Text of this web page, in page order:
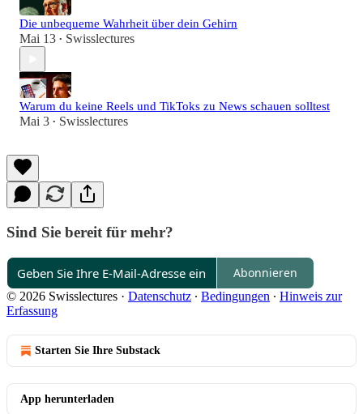
Die unbequeme Wahrheit über dein Gehirn
Mai 13 • Swisslectures
Warum du keine Reels und TikToks zu News schauen solltest
Mai 3 • Swisslectures
Sind Sie bereit für mehr?
Abonnieren
© 2026 Swisslectures · Datenschutz ∙ Bedingungen ∙ Hinweis zur
Erfassung
Starten Sie Ihre Substack
App herunterladen